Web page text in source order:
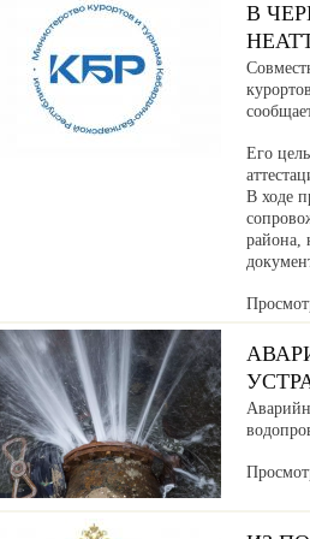
В
Его
В ходе
района,